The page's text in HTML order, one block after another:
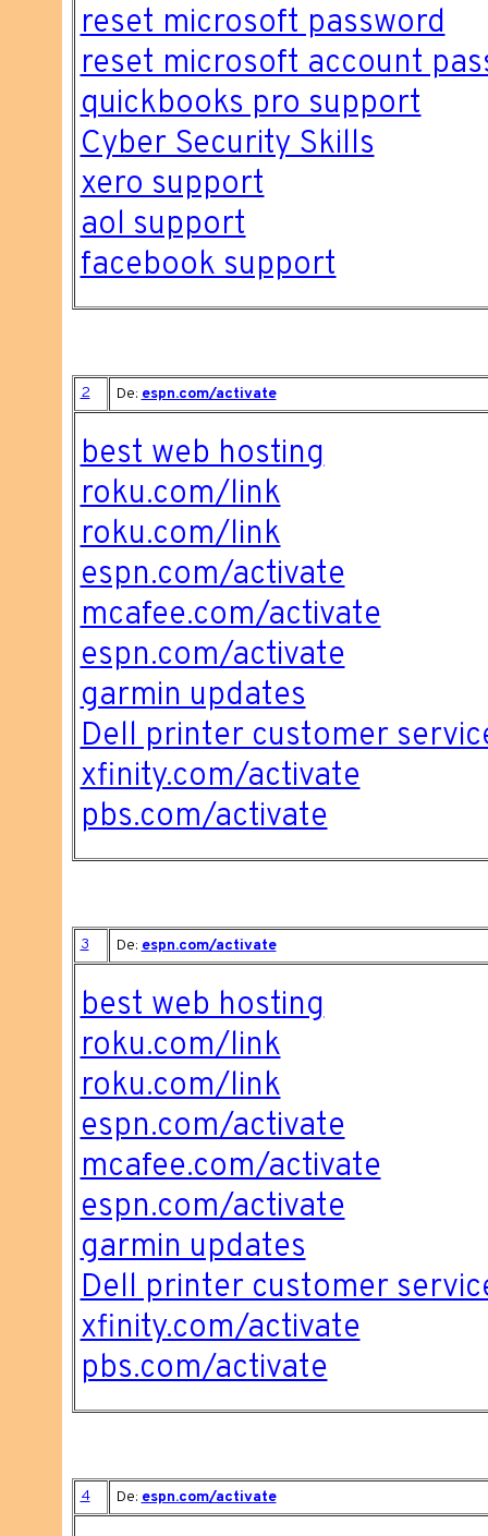
reset microsoft password
reset microsoft account
quickbooks pro support
Cyber Security Skills
xero support
aol support
facebook support
2 De: espn.com/activate
best web hosting
roku.com/link
roku.com/link
espn.com/activate
mcafee.com/activate
espn.com/activate
garmin updates
Dell printer customer
xfinity.com/activate
pbs.com/activate
3 De: espn.com/activate
best web hosting
roku.com/link
roku.com/link
espn.com/activate
mcafee.com/activate
espn.com/activate
garmin updates
Dell printer customer
xfinity.com/activate
pbs.com/activate
4 De: espn.com/activate